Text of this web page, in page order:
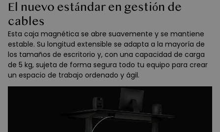
El nuevo estándar en gestión de
cables
Esta caja magnética se abre suavemente y se mantiene
estable. Su longitud extensible se adapta a la mayoría de
los tamaños de escritorio y, con una capacidad de carga
de 5 kg, sujeta de forma segura todo tu equipo para crear
un espacio de trabajo ordenado y ágil.